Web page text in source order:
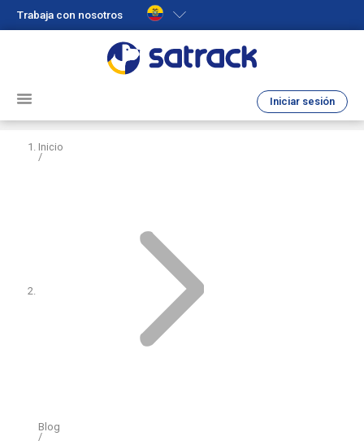
Trabaja con nosotros
Iniciar sesión
Inicio
Blog